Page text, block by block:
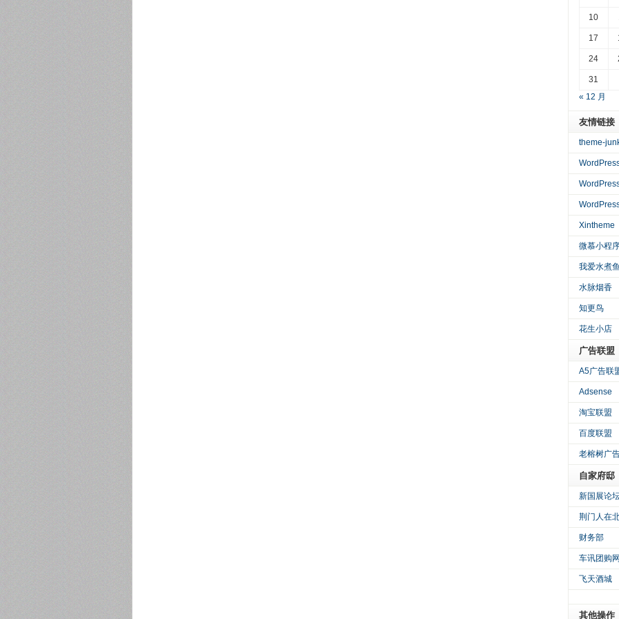
10
17
24
31
« 12 月
友情链接
theme-
Xintheme
微慕小程
我爱水煮
水脉烟香
知更鸟
花生小店
广告联盟
A5广告联
Adsense
淘宝联盟
百度联盟
老榕树广
自家府邸
新国展论
荆门人在
财务部
车讯团购
飞天酒城
其他操作